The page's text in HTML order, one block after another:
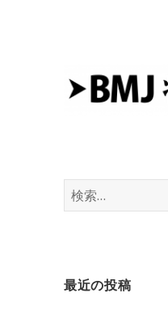
検
索:
最近の投稿